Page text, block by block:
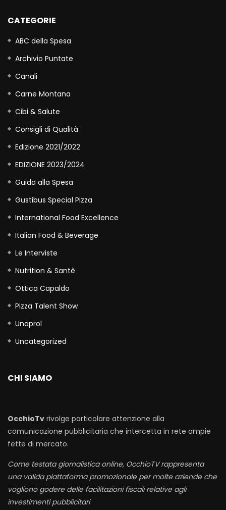
CATEGORIE
ABC della Spesa
Archivio Puntate
Canali
Carne Montana
Cibi & Salute
Consigli di Qualità
Edizione 2021/2022
EDIZIONE 2023/2024
Guida alla Spesa
Gustibus Special Pizza
International Food Excellence
Italian Food & Beverage
Le Interviste
Nutrition & Santè
Ottica Capaldo
Pizza Talent Show
Unaprol
Uncategorized
CHI SIAMO
OcchioTv rivolge particolare attenzione alla
comunicazione pubblicitaria che intercetta in rete ampie
fette di mercato.
Come testata giornalistica online, OcchioTV rappresenta
una valida piattaforma promozionale per molte aziende che
vogliono godere delle facilitazioni fiscali relative agli
investimenti pubblicitari